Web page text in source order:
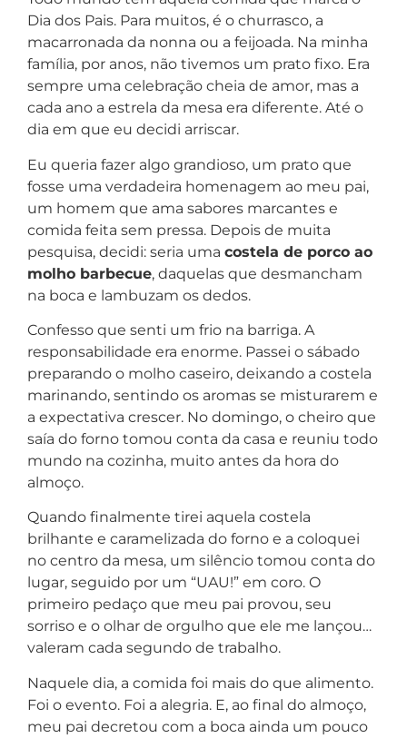
Dia dos Pais. Para muitos, é o churrasco, a
macarronada da nonna ou a feijoada. Na minha
família, por anos, não tivemos um prato fixo. Era
sempre uma celebração cheia de amor, mas a
cada ano a estrela da mesa era diferente. Até o
dia em que eu decidi arriscar.
Eu queria fazer algo grandioso, um prato que
fosse uma verdadeira homenagem ao meu pai,
um homem que ama sabores marcantes e
comida feita sem pressa. Depois de muita
pesquisa, decidi: seria uma costela de porco ao
molho barbecue, daquelas que desmancham
na boca e lambuzam os dedos.
Confesso que senti um frio na barriga. A
responsabilidade era enorme. Passei o sábado
preparando o molho caseiro, deixando a costela
marinando, sentindo os aromas se misturarem e
a expectativa crescer. No domingo, o cheiro que
saía do forno tomou conta da casa e reuniu todo
mundo na cozinha, muito antes da hora do
almoço.
Quando finalmente tirei aquela costela
brilhante e caramelizada do forno e a coloquei
no centro da mesa, um silêncio tomou conta do
lugar, seguido por um “UAU!” em coro. O
primeiro pedaço que meu pai provou, seu
sorriso e o olhar de orgulho que ele me lançou…
valeram cada segundo de trabalho.
Naquele dia, a comida foi mais do que alimento.
Foi o evento. Foi a alegria. E, ao final do almoço,
meu pai decretou com a boca ainda um pouco